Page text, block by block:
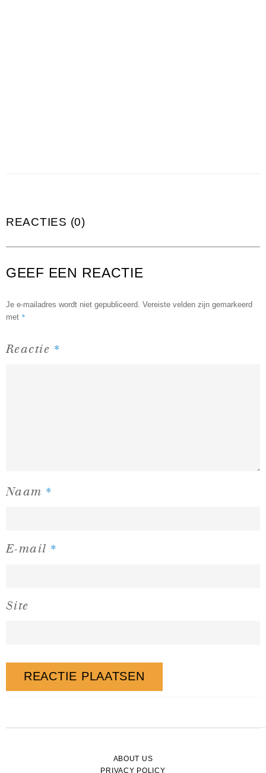
REACTIES (0)
GEEF EEN REACTIE
Je e-mailadres wordt niet gepubliceerd. Vereiste velden zijn gemarkeerd
met *
Reactie *
Naam *
E-mail *
Site
ABOUT US
PRIVACY POLICY